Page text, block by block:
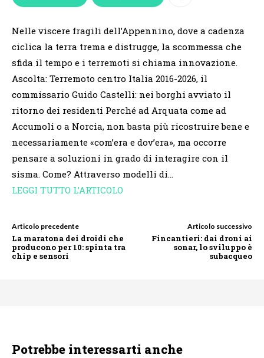
Nelle viscere fragili dell’Appennino, dove a cadenza
ciclica la terra trema e distrugge, la scommessa che
sfida il tempo e i terremoti si chiama innovazione.
Ascolta: Terremoto centro Italia 2016-2026, il
commissario Guido Castelli: nei borghi avviato il
ritorno dei residenti Perché ad Arquata come ad
Accumoli o a Norcia, non basta più ricostruire bene e
necessariamente «com’era e dov’era», ma occorre
pensare a soluzioni in grado di interagire con il
sisma. Come? Attraverso modelli di…
LEGGI TUTTO L’ARTICOLO
Articolo precedente
La maratona dei droidi che
producono per 10: spinta tra
chip e sensori
Articolo successivo
Fincantieri: dai droni ai
sonar, lo sviluppo è
subacqueo
Potrebbe interessarti anche